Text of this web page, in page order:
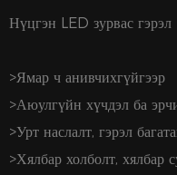
Нүцгэн LED зурвас
>Ямар ч анивчихгүйгээр
>Аюулгүйн хүчдэл ба
>Урт наслалт, гэрэл
>Хялбар холболт, хялбар